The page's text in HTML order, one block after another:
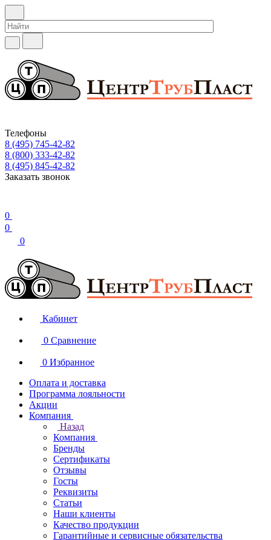
Телефоны
8 (495) 745-42-82
8 (800) 333-42-82
8 (495) 845-42-82
Заказать звонок
0
0
0
Кабинет
0 Сравнение
0 Избранное
Оплата и доставка
Программа лояльности
Акции
Компания
Назад
Компания
Бренды
Сертификаты
Отзывы
Госты
Реквизиты
Статьи
Наши клиенты
Качество продукции
Гарантийные и сервисные обязательства